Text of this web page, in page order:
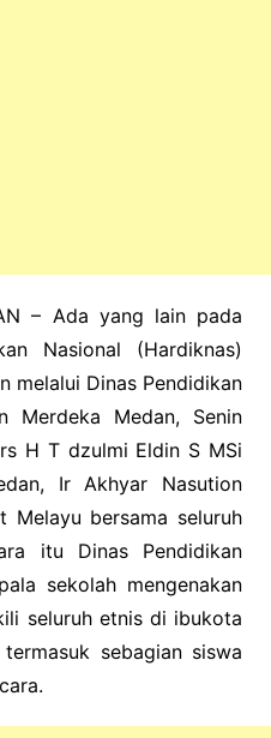
– Ada yang lain pada
Nasional (Hardiknas)
melalui Dinas Pendidikan
Merdeka Medan, Senin
H T dzulmi Eldin S MSi
Ir Akhyar Nasution
Melayu bersama seluruh
itu Dinas Pendidikan
sekolah mengenakan
seluruh etnis di ibukota
sebagian siswa